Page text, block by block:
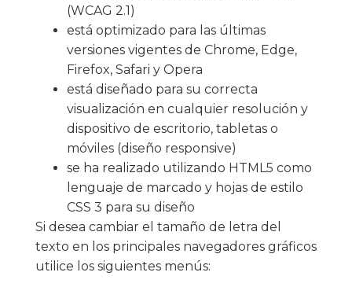
(WCAG 2.1)
está optimizado para las últimas
versiones vigentes de Chrome, Edge,
Firefox, Safari y Opera
está diseñado para su correcta
visualización en cualquier resolución y
dispositivo de escritorio, tabletas o
móviles (diseño responsive)
se ha realizado utilizando HTML5 como
lenguaje de marcado y hojas de estilo
CSS 3 para su diseño
Si desea cambiar el tamaño de letra del
texto en los principales navegadores gráficos
utilice los siguientes menús: